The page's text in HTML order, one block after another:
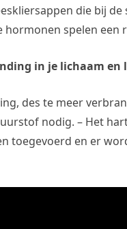
die bij
spelen een
in je lichaam
des te meer
nodig. – Het
toegevoerd en er